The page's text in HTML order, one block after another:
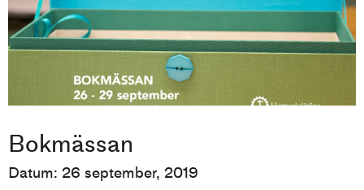
Bokmässan
Datum: 26 september, 2019